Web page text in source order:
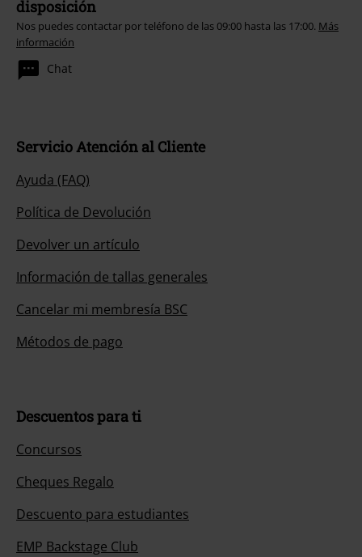
disposición
Nos puedes contactar por teléfono de las 09:00 hasta las 17:00. Más
información
Chat
Servicio Atención al Cliente
Ayuda (FAQ)
Política de Devolución
Devolver un artículo
Información de tallas generales
Cancelar mi membresía BSC
Métodos de pago
Descuentos para ti
Concursos
Cheques Regalo
Descuento para estudiantes
EMP Backstage Club